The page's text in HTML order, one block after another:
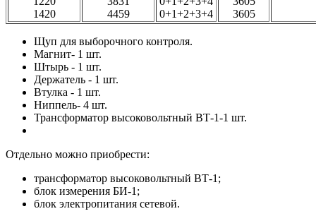
1420
4459
0+1+2+3+4
3605
Щуп для выборочного контроля.
Магнит- 1 шт.
Штырь - 1 шт.
Держатель - 1 шт.
Втулка - 1 шт.
Ниппель- 4 шт.
Трансформатор высоковольтный ВТ-1-1 шт.
Отдельно можно приобрести:
трансформатор высоковольтный ВТ-1;
блок измерения БИ-1;
блок электропитания сетевой.